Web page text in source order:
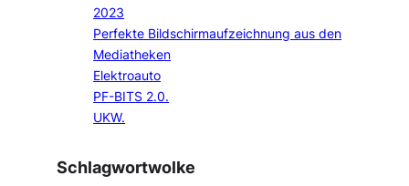
2023
Perfekte Bildschirmaufzeichnung aus den
Mediatheken
Elektroauto
PF-BITS 2.0.
UKW.
Schlagwortwolke